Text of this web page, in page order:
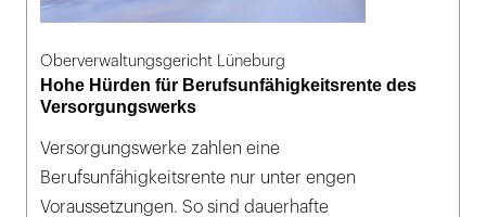
Oberverwaltungsgericht Lüneburg
Hohe Hürden für Berufsunfähigkeitsrente des
Versorgungswerks
Versorgungswerke zahlen eine
Berufsunfähigkeitsrente nur unter engen
Voraussetzungen. So sind dauerhafte